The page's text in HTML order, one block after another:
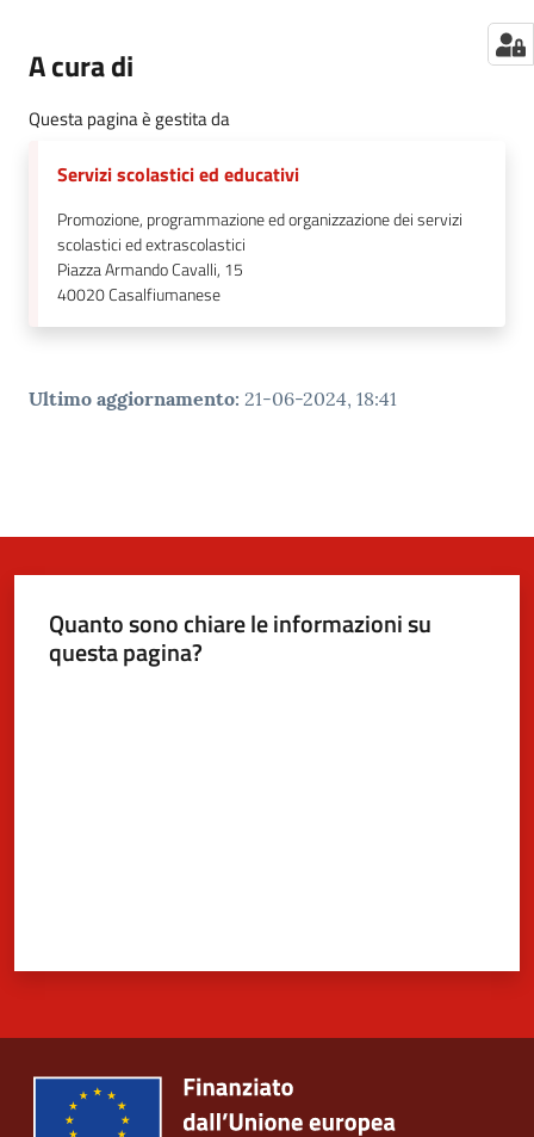
A cura di
Questa pagina è gestita da
Servizi scolastici ed educativi
Promozione, programmazione ed organizzazione dei servizi
scolastici ed extrascolastici
Piazza Armando Cavalli, 15
40020Casalfiumanese
Ultimo aggiornamento: 21-06-2024, 18:41
Quanto sono chiare le informazioni su
questa pagina?